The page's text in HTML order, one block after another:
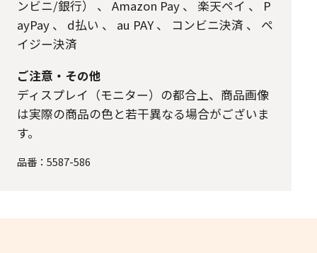
ンビニ/銀行）
、 Amazon Pay、 楽天ペイ 、 P
ayPay、 d払い 、 au PAY、 コンビニ決済 、 ペ
イジー決済
ご注意・その他
ディスプレイ（モニター）の都合上、商品画像
は実際の商品の色と若干異なる場合がございま
す。
品番： 5587-586